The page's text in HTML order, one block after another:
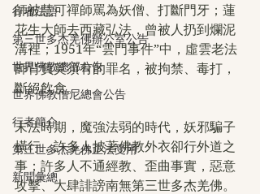
行者法語
第三世多杰羌佛辦公室公告
世界佛教總部公告
世界佛教僧尼總會公告
行者簡介
第三世多杰羌佛正法受用
新聞彙總
師被慧可禪師罵為妖僧、打斷門牙；蓮
花生大師去西藏弘法，曾被人扔到爛泥
溝裡；1951年“雲門事件”中，虛雲老法
師背負莫須有的罪名，被拘禁、毒打，
斷絕飲食。
末法時期，魔強法弱的時代，妖邪騙子
橫行，許多人披著佛教外衣卻行外道之
事；許多人不通經教、歪曲事實，惡意
攻擊、大肆誹謗南無第三世多杰羌佛。